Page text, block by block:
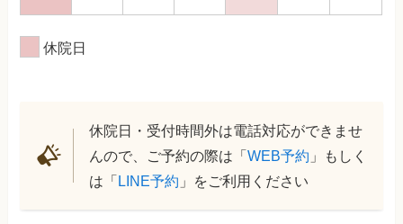
休院日
休院日・受付時間外は電話対応ができませ
んので、ご予約の際は「WEB予約 」もしく
は「LINE予約 」をご利用ください